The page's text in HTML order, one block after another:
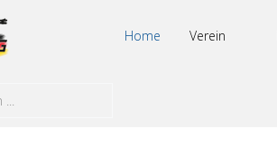
Home Verein